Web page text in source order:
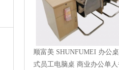
顺富美 SHUNFUMEI 办公
式员工电脑桌 商业办公单